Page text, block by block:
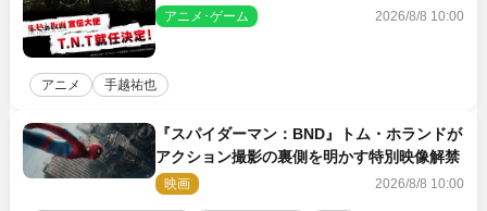
アニメ･ゲーム 2026/8/8 10:00
アニメ 手越祐也
『スパイダーマン：BND』トム・ホランドが
アクション撮影の裏側を明かす特別映像解禁
映画 2026/8/8 10:00